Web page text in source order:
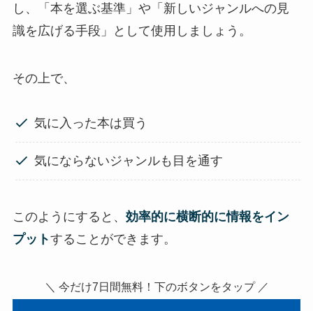
し、「本を選ぶ基準」や「新しいジャンルへの見
識を広げる手段」として使用しましょう。
その上で、
気に入った本は買う
気にならないジャンルも目を通す
このようにすると、 効率的に横断的に情報をイン
プットすることができます。
＼ 今だけ7日間無料！下のボタンをタップ ／